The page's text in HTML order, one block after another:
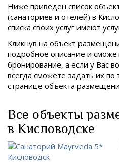
Ниже приведен список
(санаториев и отелей) в
списка своих услуг имеют
Кликнув на объект
подробное описание и
бронирование, а если у Вас
всегда сможете задать их
странице объекта
Все объекты
в Кисловодске